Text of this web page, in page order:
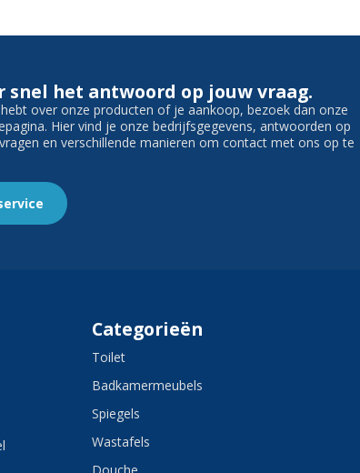
snel het antwoord op jouw vraag.
over onze producten of je aankoop, bezoek dan onze
Hier vind je onze bedrijfsgegevens, antwoorden op
en verschillende manieren om contact met ons op te
Categorieën
Toilet
Badkamermeubels
Spiegels
Wastafels